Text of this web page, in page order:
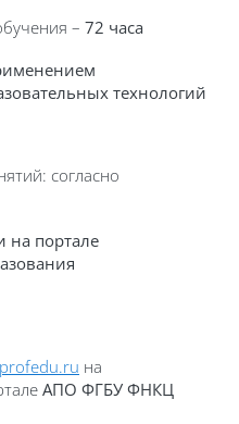
– 72 часа
технологий
согласно
на портале
.ru на
АПО ФГБУ ФНКЦ